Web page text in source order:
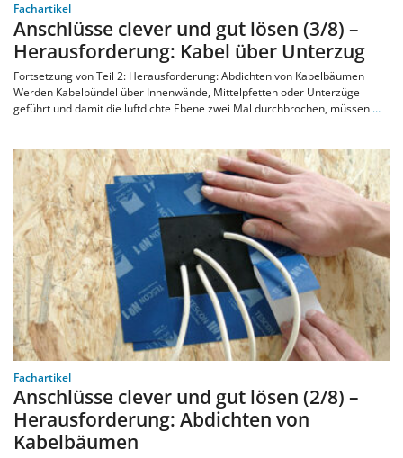
Fachartikel
Anschlüsse clever und gut lösen (3/8) –
Herausforderung: Kabel über Unterzug
Fortsetzung von Teil 2: Herausforderung: Abdichten von Kabelbäumen
Werden Kabelbündel über Innenwände, Mittelpfetten oder Unterzüge
geführt und damit die luftdichte Ebene zwei Mal durchbrochen, müssen …
Fachartikel
Anschlüsse clever und gut lösen (2/8) –
Herausforderung: Abdichten von
Kabelbäumen